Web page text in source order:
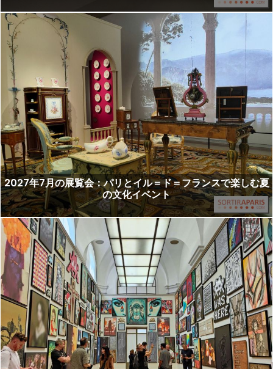
2027年7月の展覧会：パリとイル＝ド＝フランスで楽しむ夏
の文化イベント